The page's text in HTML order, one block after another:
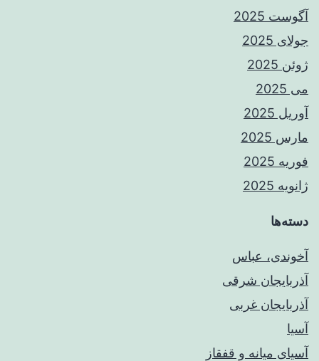
آگوست 2025
جولای 2025
ژوئن 2025
می 2025
آوریل 2025
مارس 2025
فوریه 2025
ژانویه 2025
دسته‌ها
آخوندی، عباس
آذربایجان شرقی
آذربایجان غربی
آسیا
آسیای میانه و قفقاز